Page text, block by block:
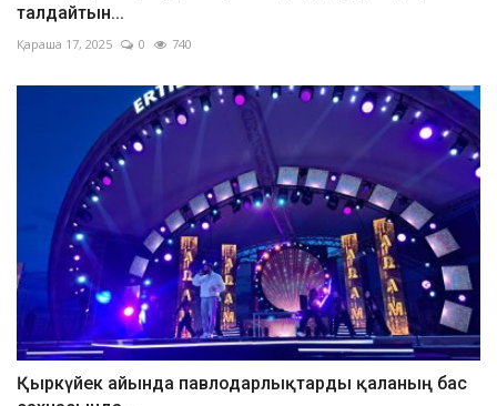
талдайтын...
Қараша 17, 2025 0 740
Қыркүйек айында павлодарлықтарды қаланың бас